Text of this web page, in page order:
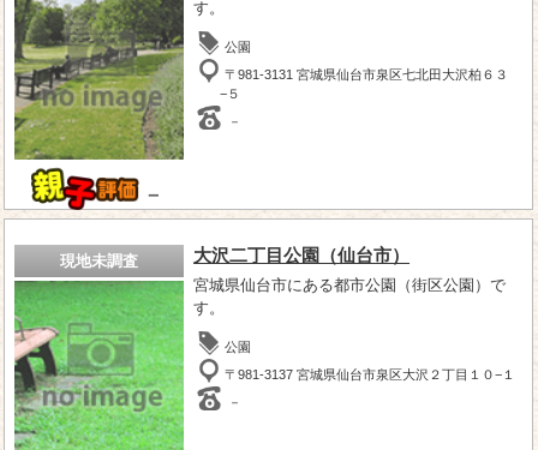
－
す。
公園
〒981-3131 宮城県仙台市泉区七北田大沢柏６３
−５
－
現地未調査 大沢二丁目公園（仙台市）
宮城県仙台市にある都市公園（街区公園）で
す。
公園
〒981-3137 宮城県仙台市泉区大沢２丁目１０−１
－